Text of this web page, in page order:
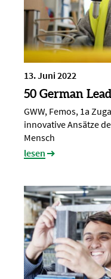
13. Juni 2022
50 German
GWW, Femos, 1a
innovative Ansätze
Mensch
lesen